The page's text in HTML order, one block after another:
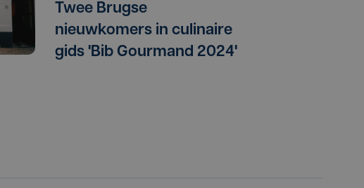
Twee Brugse
nieuwkomers in culinaire
gids 'Bib Gourmand 2024'